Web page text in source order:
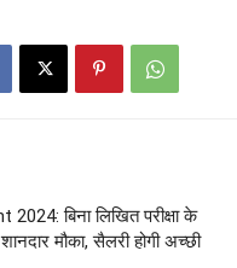
बिना लिखित परीक्षा के
मौका, सैलरी होगी अच्छी